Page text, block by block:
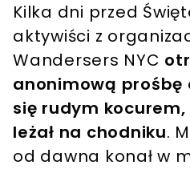
Kilka dni przed
aktywiści z
Wandersers NYC
anonimową prośbę
się rudym
leżał na chodniku.
od dawna konał w